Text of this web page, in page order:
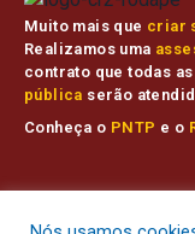
Muito mais que criar
Realizamos uma
contrato que todas
pública serão
Conheça o PNTP e o
Todos os direitos